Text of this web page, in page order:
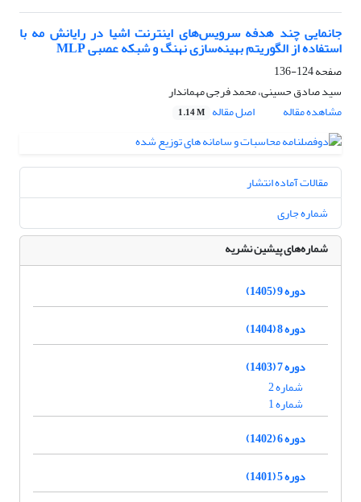
جانمایی چند هدفه سرویس‌های اینترنت اشیا در رایانش مه با
استفاده از الگوریتم‌ بهینه‌سازی نهنگ و شبکه عصبی MLP
صفحه124-136
سید صادق حسینی، محمد فرجی مهماندار
مشاهده مقاله
اصل مقاله 1.14 M
مقالات آماده انتشار
شماره جاری
شماره‌های پیشین نشریه
دوره 9 (1405)
دوره 8 (1404)
دوره 7 (1403)
شماره 2
شماره 1
دوره 6 (1402)
دوره 5 (1401)